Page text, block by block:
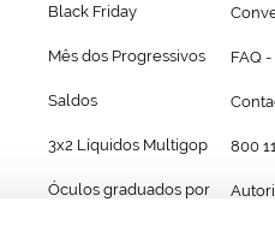
Black Friday
Mês dos Progressivos
Saldos
3x2 Líquidos Multigop
Óculos graduados por
FAQ
800